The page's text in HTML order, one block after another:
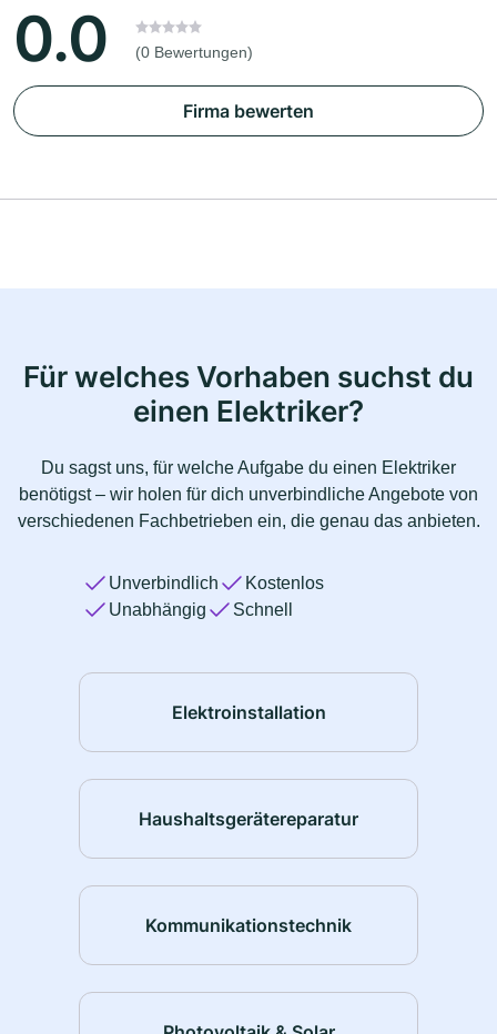
0.0 (0 Bewertungen)
Firma bewerten
Für welches Vorhaben suchst du
einen Elektriker?
Du sagst uns, für welche Aufgabe du einen Elektriker
benötigst – wir holen für dich unverbindliche Angebote von
verschiedenen Fachbetrieben ein, die genau das anbieten.
Unverbindlich
Kostenlos
Unabhängig
Schnell
Elektroinstallation
Haushaltsgerätereparatur
Kommunikationstechnik